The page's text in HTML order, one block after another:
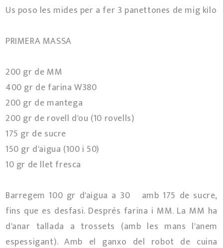
Us poso les mides per a fer 3 panettones de mig kilo
PRIMERA MASSA
200 gr de MM
400 gr de farina W380
200 gr de mantega
200 gr de rovell d'ou (10 rovells)
175 gr de sucre
150 gr d'aigua (100 i 50)
10 gr de llet fresca
Barregem 100 gr d'aigua a 30º amb 175 de sucre,
fins que es desfasi. Després farina i MM. La MM ha
d'anar tallada a trossets (amb les mans l'anem
espessigant). Amb el ganxo del robot de cuina